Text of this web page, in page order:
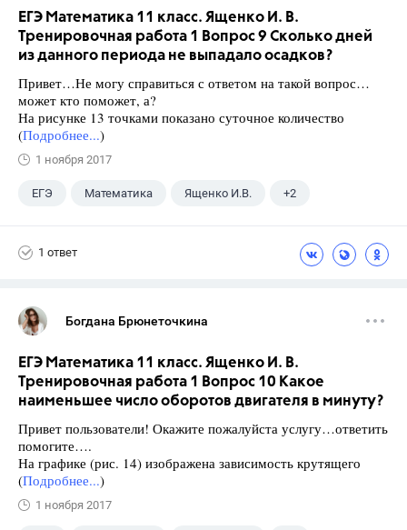
ЕГЭ Математика 11 класс. Ященко И. В.
Тренировочная работа 1 Вопрос 9 Сколько дней
из данного периода не выпадало осадков?
Привет…Не могу справиться с ответом на такой вопрос…
может кто поможет, а?
На рисунке 13 точками показано суточное количество
(Подробнее...)
1 ноября 2017
ЕГЭ Математика Ященко И.В. +2
1 ответ
Богдана Брюнеточкина
ЕГЭ Математика 11 класс. Ященко И. В.
Тренировочная работа 1 Вопрос 10 Какое
наименьшее число оборотов двигателя в минуту?
Привет пользователи! Окажите пожалуйста услугу…ответить
помогите….
На графике (рис. 14) изображена зависимость крутящего
(Подробнее...)
1 ноября 2017